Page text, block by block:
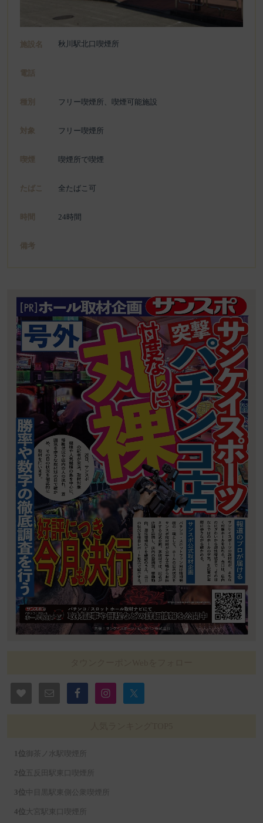
施設名 秋川駅北口喫煙所
電話
種別 フリー喫煙所、喫煙可能施設
対象 フリー喫煙所
喫煙 喫煙所で喫煙
たばこ 全たばこ可
時間 24時間
備考
御茶ノ水駅喫煙所
五反田駅東口喫煙所
中目黒駅東側公衆喫煙所
大宮駅東口喫煙所